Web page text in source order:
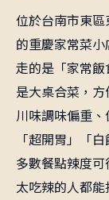
位於台南市東
的重慶家常菜小
走的是「家常
是大桌合菜，
川味調味偏重、
「超開胃」「
多數餐點辣度
太吃辣的人都能